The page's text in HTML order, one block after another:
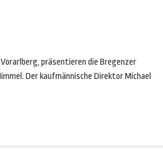
präsentieren die Bregenzer
Der kaufmännische Direktor Michael